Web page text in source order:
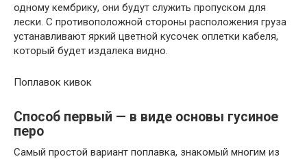
одному кембрику, они будут служить пропуском для
лески. С противоположной стороны расположения груза
устанавливают яркий цветной кусочек оплетки кабеля,
который будет издалека видно.
Поплавок кивок
Способ первый — в виде основы гусиное
перо
Самый простой вариант поплавка, знакомый многим из